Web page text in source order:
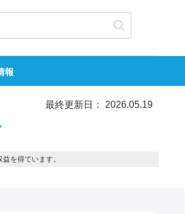
報
最終更新日： 2026.05.19
を得ています。